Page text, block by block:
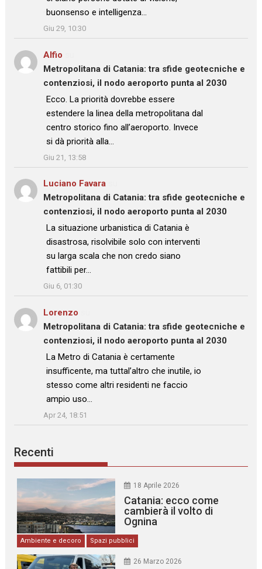
buonsenso e intelligenza…
”
Giu 29, 10:30
Alfio
Metropolitana di Catania: tra sfide geotecniche e
contenziosi, il nodo aeroporto punta al 2030
: “
Ecco. La priorità dovrebbe essere
estendere la linea della metropolitana dal
centro storico fino all’aeroporto. Invece
si dà priorità alla…
”
Giu 21, 13:58
Luciano Favara
Metropolitana di Catania: tra sfide geotecniche e
contenziosi, il nodo aeroporto punta al 2030
: “La situazione urbanistica di Catania è
disastrosa, risolvibile solo con interventi
su larga scala che non credo siano
fattibili per…
Giu 6, 01:30
Lorenzo
Metropolitana di Catania: tra sfide geotecniche e
contenziosi, il nodo aeroporto punta al 2030
: “La Metro di Catania è certamente
insufficente, ma tuttal’altro che inutile, io
stesso come altri residenti ne faccio
ampio uso…
”
Apr 24, 18:51
Recenti
18 Aprile 2026
Catania: ecco come
cambierà il volto di
Ognina
Ambiente e decoro Spazi pubblici
26 Marzo 2026